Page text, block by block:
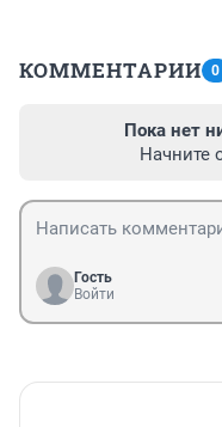
КОММЕНТАРИИ 0
Пока нет
Начните
Гость
Войти